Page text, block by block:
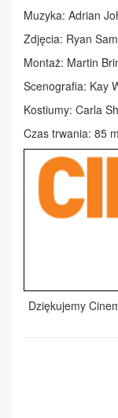
Muzyka: Adrian
Zdjęcia: Ryan
Montaż: Martin
Scenografia: Kay
Kostiumy: Carla
Czas trwania: 85
Dziękujemy